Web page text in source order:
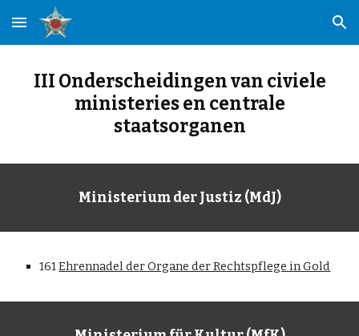
Skip to main content Skip to navigation
III Onderscheidingen van civiele
ministeries en centrale
staatsorganen
Ministerium der Justiz (MdJ)
161Ehrennadel der Organe der Rechtspflege in Gold